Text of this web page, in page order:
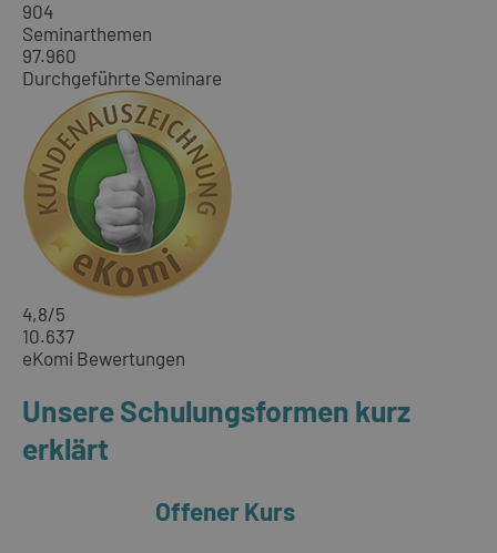
904
Seminarthemen
97.960
Durchgeführte Seminare
4,8/5
10.637
eKomi Bewertungen
Unsere Schulungsformen kurz
erklärt
Offener Kurs